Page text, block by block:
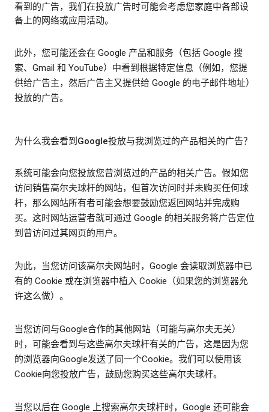
看到的广告，我们在投放广告时可能会考虑您家庭中各部设
备上的网络或应用活动。
此外，您可能还会在 Google 产品和服务（包括 Google 搜
索、Gmail 和 YouTube）中看到根据特定信息（例如，您提
供给广告主，然后广告主又提供给 Google 的电子邮件地址）
投放的广告。
为什么我会看到Google投放与我浏览过的产品相关的广告？
系统可能会向您投放您曾浏览过的产品的相关广告。假如您
访问销售高尔夫球杆的网站，但首次访问时并未购买任何球
杆，那么网站所有者可能会想要鼓励您返回网站并完成购
买。这时网站运营者就可通过 Google 的相关服务将广告定位
到曾访问过其网页的用户。
为此，当您访问该高尔夫网站时，Google 会读取浏览器中已
有的 Cookie 或在浏览器中植入 Cookie（如果您的浏览器允
许这么做）。
当您访问与Google合作的其他网站（可能与高尔夫无关）
时，可能会看到与这些高尔夫球杆有关的广告，这是因为您
的浏览器向Google发送了同一个Cookie。我们可以使用该
Cookie向您投放广告，鼓励您购买这些高尔夫球杆。
当您以后在 Google 上搜索高尔夫球杆时，Google 还可能会